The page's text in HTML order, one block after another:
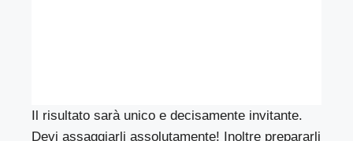
Il risultato sarà unico e decisamente invitante.
Devi assaggiarli assolutamente! Inoltre prepararli